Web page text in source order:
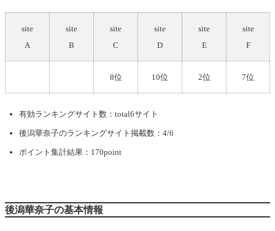
site
A
site
B
site
C
site
D
site
E
site
F
8位 10位 2位 7位
有効ランキングサイト数：total6サイト
後潟華奈子のランキングサイト掲載数：4/6
ポイント集計結果：170point
後潟華奈子の基本情報